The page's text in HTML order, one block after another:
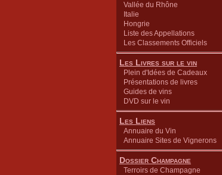
Vallée du Rhône
Italie
Hongrie
Liste des Appellations
Les Classements Officiels
Les Livres sur le vin
Plein d'Idées de Cadeaux
Présentations de livres
Guides de vins
DVD sur le vin
Les Liens
Annuaire du Vin
Annuaire Sites de Vignerons
Dossier Champagne
Terroirs de Champagne